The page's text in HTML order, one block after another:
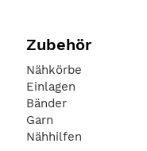
Zubehör
Nähkörbe
Einlagen
Bänder
Garn
Nähhilfen